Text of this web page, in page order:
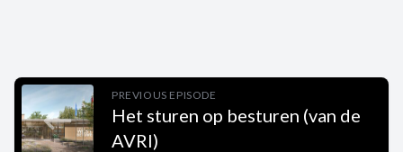
PREVIOUS EPISODE
Het sturen op besturen (van de
AVRI)